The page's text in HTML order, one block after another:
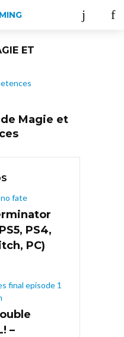
ET
Magie et
PS4,
PC)
–